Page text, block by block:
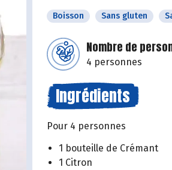
Boisson Sans gluten
Nombre de
4 personnes
Ingrédients
Pour 4 personnes
1 bouteille de Crémant
1 Citron